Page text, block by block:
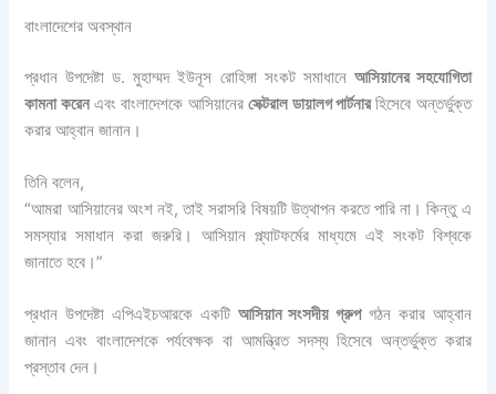
বাংলাদেশের অবস্থান
প্রধান উপদেষ্টা ড. মুহাম্মদ ইউনূস রোহিঙ্গা সংকট সমাধানে আসিয়ানের সহযোগিতা
কামনা করেনএবং বাংলাদেশকে আসিয়ানেরসেক্টরাল ডায়ালগ পার্টনারহিসেবে অন্তর্ভুক্ত
করার আহ্বান জানান।
তিনি বলেন,
“আমরা আসিয়ানের অংশ নই, তাই সরাসরি বিষয়টি উত্থাপন করতে পারি না। কিন্তু এ
সমস্যার সমাধান করা জরুরি। আসিয়ান প্ল্যাটফর্মের মাধ্যমে এই সংকট বিশ্বকে
জানাতে হবে।”
প্রধান উপদেষ্টা এপিএইচআরকে একটি আসিয়ান সংসদীয় গ্রুপগঠন করার আহ্বান
জানান এবং বাংলাদেশকে পর্যবেক্ষক বা আমন্ত্রিত সদস্য হিসেবে অন্তর্ভুক্ত করার
প্রস্তাব দেন।